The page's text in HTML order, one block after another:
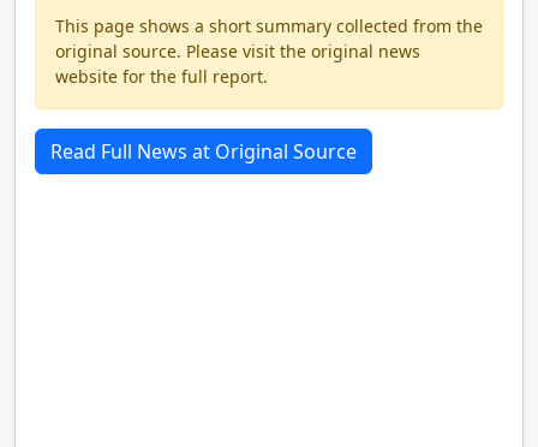
This page shows a short summary collected from the
original source. Please visit the original news
website for the full report.
Read Full News at Original Source